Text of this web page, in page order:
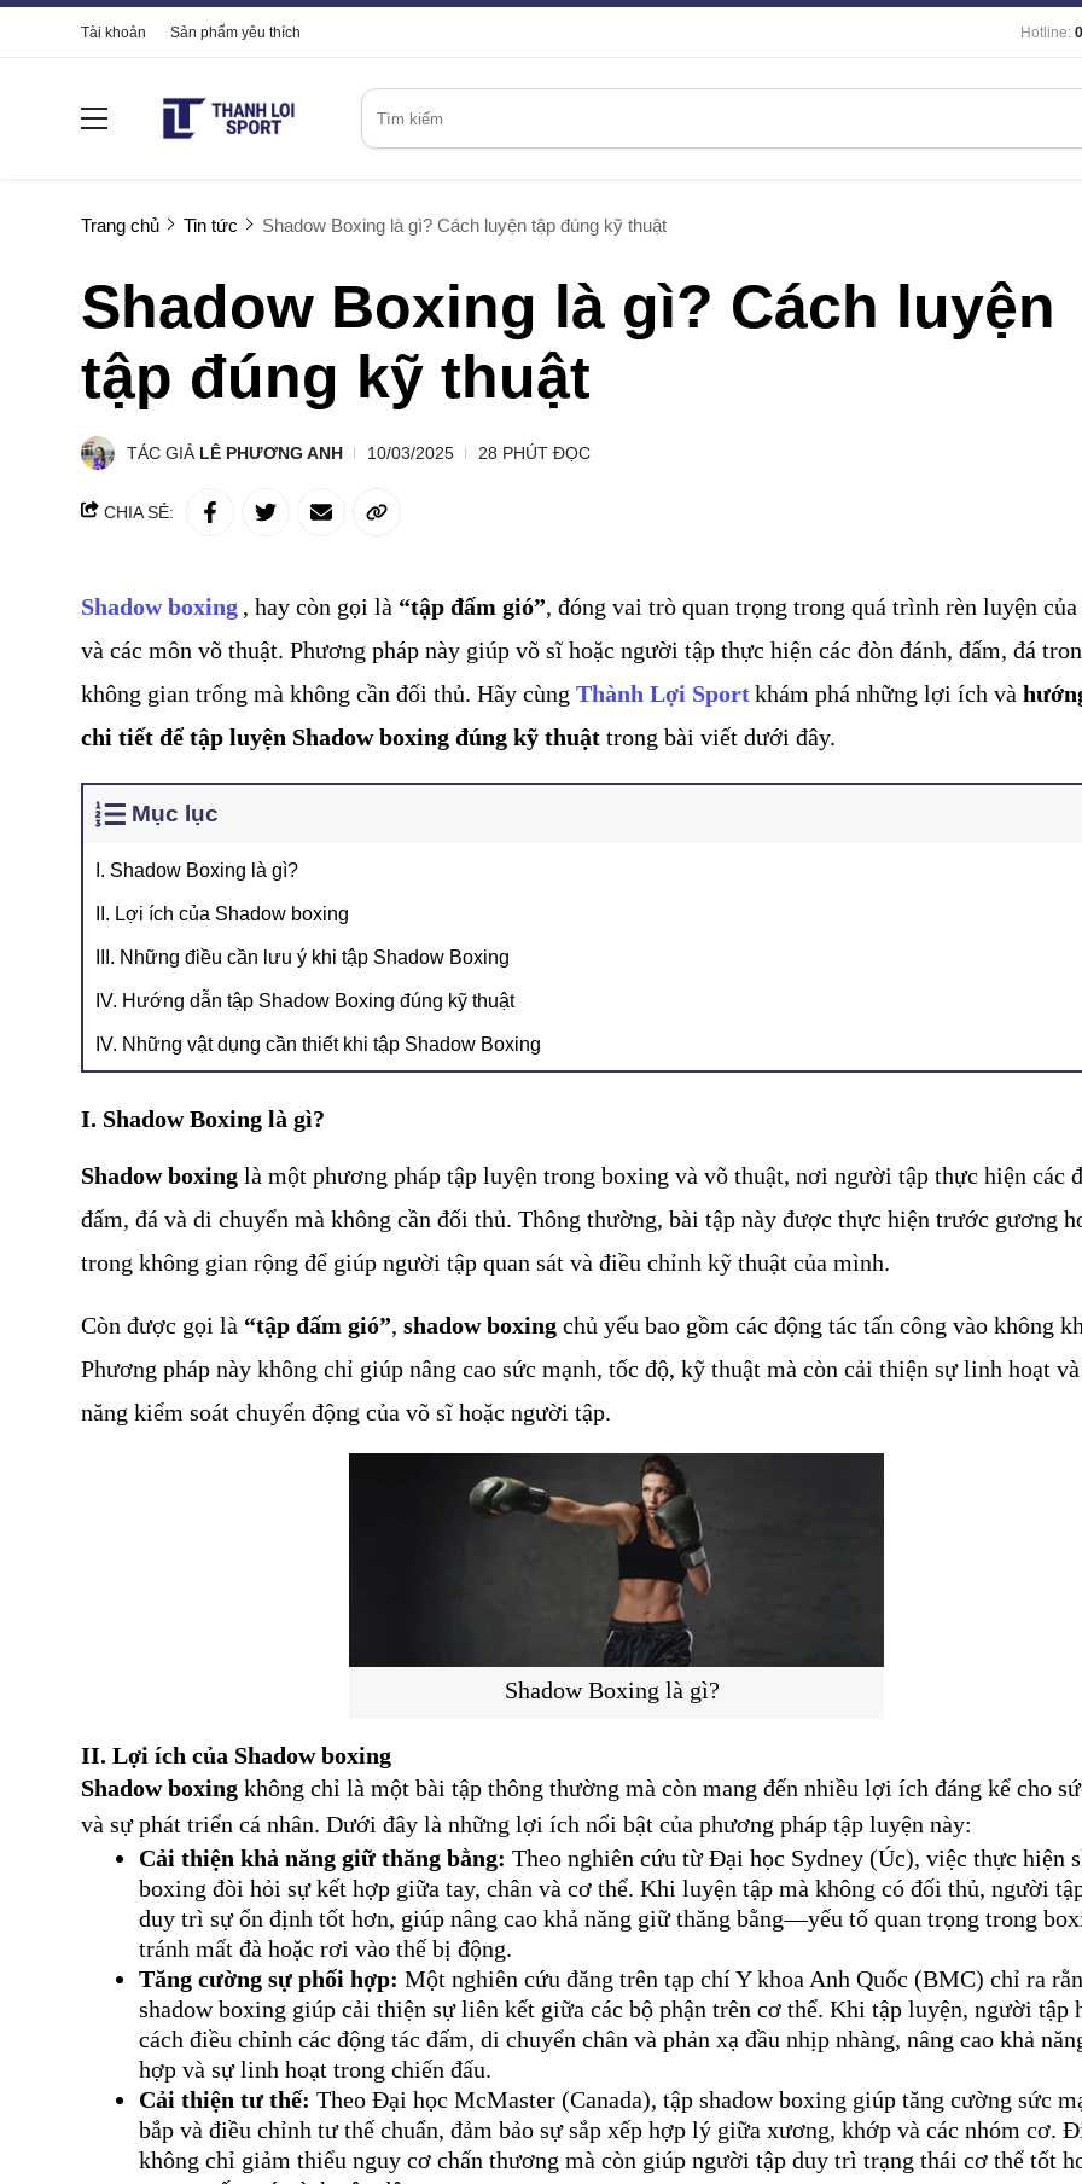
Tài khoản Sản phẩm yêu thích Hotline:
Trang chủ Tin tức Shadow Boxing là gì? Cách luyện tập đúng kỹ thuật
Shadow Boxing là gì? Cách luyện
tập đúng kỹ thuật
TÁC GIẢ LÊ PHƯƠNG ANH 10/03/2025 28 PHÚT ĐỌC
CHIA SẺ:
Shadow boxing , hay còn gọi là “tập đấm gió”, đóng vai trò quan trọng trong quá trình rèn luyện
và các môn võ thuật. Phương pháp này giúp võ sĩ hoặc người tập thực hiện các đòn đánh, đấm, đá
không gian trống mà không cần đối thủ. Hãy cùng Thành Lợi Sportkhám phá những lợi ích và
chi tiết để tập luyện Shadow boxing đúng kỹ thuật trong bài viết dưới đây.
Mục lục
I. Shadow Boxing là gì?
II. Lợi ích của Shadow boxing
III. Những điều cần lưu ý khi tập Shadow Boxing
IV. Hướng dẫn tập Shadow Boxing đúng kỹ thuật
IV. Những vật dụng cần thiết khi tập Shadow Boxing
I. Shadow Boxing là gì?
Shadow boxing là một phương pháp tập luyện trong boxing và võ thuật, nơi người tập thực hiện các
đấm, đá và di chuyển mà không cần đối thủ. Thông thường, bài tập này được thực hiện trước gương
trong không gian rộng để giúp người tập quan sát và điều chỉnh kỹ thuật của mình.
Còn được gọi là “tập đấm gió”, shadow boxing chủ yếu bao gồm các động tác tấn công vào không
Phương pháp này không chỉ giúp nâng cao sức mạnh, tốc độ, kỹ thuật mà còn cải thiện sự linh hoạt
năng kiểm soát chuyển động của võ sĩ hoặc người tập.
Shadow Boxing là gì?
II. Lợi ích của Shadow boxing
Shadow boxing không chỉ là một bài tập thông thường mà còn mang đến nhiều lợi ích đáng kể cho
và sự phát triển cá nhân. Dưới đây là những lợi ích nổi bật của phương pháp tập luyện này:
Cải thiện khả năng giữ thăng bằng: Theo nghiên cứu từ Đại học Sydney (Úc), việc thực hiện
boxing đòi hỏi sự kết hợp giữa tay, chân và cơ thể. Khi luyện tập mà không có đối thủ, người
duy trì sự ổn định tốt hơn, giúp nâng cao khả năng giữ thăng bằng—yếu tố quan trọng trong
tránh mất đà hoặc rơi vào thế bị động.
Tăng cường sự phối hợp: Một nghiên cứu đăng trên tạp chí Y khoa Anh Quốc (BMC) chỉ ra
shadow boxing giúp cải thiện sự liên kết giữa các bộ phận trên cơ thể. Khi tập luyện, người tập
cách điều chỉnh các động tác đấm, di chuyển chân và phản xạ đầu nhịp nhàng, nâng cao khả
hợp và sự linh hoạt trong chiến đấu.
Cải thiện tư thế: Theo Đại học McMaster (Canada), tập shadow boxing giúp tăng cường sức
bắp và điều chỉnh tư thế chuẩn, đảm bảo sự sắp xếp hợp lý giữa xương, khớp và các nhóm cơ.
không chỉ giảm thiểu nguy cơ chấn thương mà còn giúp người tập duy trì trạng thái cơ thể tốt